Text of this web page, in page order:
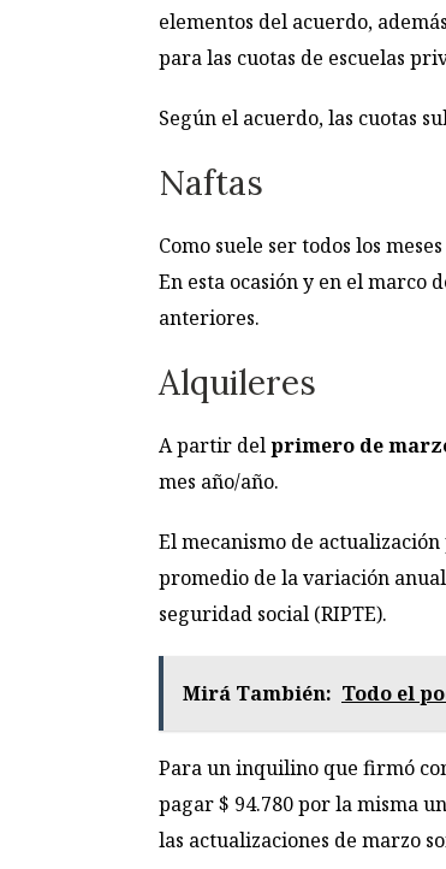
elementos del acuerdo,
para las cuotas de escuelas
Según el acuerdo, las cuotas
Naftas
Como suele ser todos los
En esta ocasión y en el marco
anteriores.
Alquileres
A partir delprimero de
mes año/año.
El mecanismo de
promedio de la variación
seguridad social (RIPTE).
Mirá También: Todo el
Para un inquilino que firmó
pagar $ 94.780 por la misma
las actualizaciones de marzo